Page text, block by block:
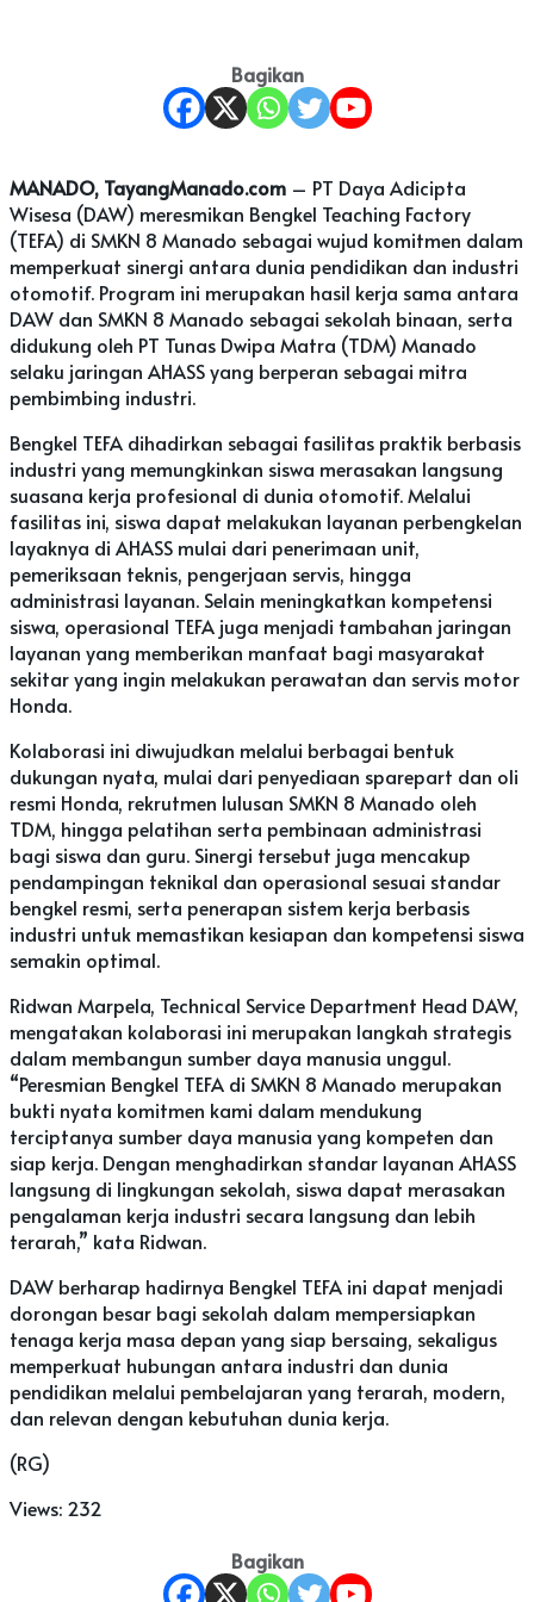
Bagikan
MANADO, TayangManado.com – PT Daya Adicipta
Wisesa (DAW) meresmikan Bengkel Teaching Factory
(TEFA) di SMKN 8 Manado sebagai wujud komitmen dalam
memperkuat sinergi antara dunia pendidikan dan industri
otomotif. Program ini merupakan hasil kerja sama antara
DAW dan SMKN 8 Manado sebagai sekolah binaan, serta
didukung oleh PT Tunas Dwipa Matra (TDM) Manado
selaku jaringan AHASS yang berperan sebagai mitra
pembimbing industri.
Bengkel TEFA dihadirkan sebagai fasilitas praktik berbasis
industri yang memungkinkan siswa merasakan langsung
suasana kerja profesional di dunia otomotif. Melalui
fasilitas ini, siswa dapat melakukan layanan perbengkelan
layaknya di AHASS mulai dari penerimaan unit,
pemeriksaan teknis, pengerjaan servis, hingga
administrasi layanan. Selain meningkatkan kompetensi
siswa, operasional TEFA juga menjadi tambahan jaringan
layanan yang memberikan manfaat bagi masyarakat
sekitar yang ingin melakukan perawatan dan servis motor
Honda.
Kolaborasi ini diwujudkan melalui berbagai bentuk
dukungan nyata, mulai dari penyediaan sparepart dan oli
resmi Honda, rekrutmen lulusan SMKN 8 Manado oleh
TDM, hingga pelatihan serta pembinaan administrasi
bagi siswa dan guru. Sinergi tersebut juga mencakup
pendampingan teknikal dan operasional sesuai standar
bengkel resmi, serta penerapan sistem kerja berbasis
industri untuk memastikan kesiapan dan kompetensi siswa
semakin optimal.
Ridwan Marpela, Technical Service Department Head DAW,
mengatakan kolaborasi ini merupakan langkah strategis
dalam membangun sumber daya manusia unggul.
“Peresmian Bengkel TEFA di SMKN 8 Manado merupakan
bukti nyata komitmen kami dalam mendukung
terciptanya sumber daya manusia yang kompeten dan
siap kerja. Dengan menghadirkan standar layanan AHASS
langsung di lingkungan sekolah, siswa dapat merasakan
pengalaman kerja industri secara langsung dan lebih
terarah,” kata Ridwan.
DAW berharap hadirnya Bengkel TEFA ini dapat menjadi
dorongan besar bagi sekolah dalam mempersiapkan
tenaga kerja masa depan yang siap bersaing, sekaligus
memperkuat hubungan antara industri dan dunia
pendidikan melalui pembelajaran yang terarah, modern,
dan relevan dengan kebutuhan dunia kerja.
(RG)
Views: 232
Bagikan